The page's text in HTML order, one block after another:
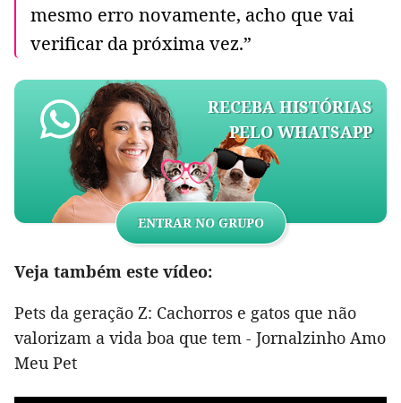
mesmo erro novamente, acho que vai
verificar da próxima vez.”
RECEBA HISTÓRIAS
PELO WHATSAPP
ENTRAR NO GRUPO
Veja também este vídeo:
Pets da geração Z: Cachorros e gatos que não
valorizam a vida boa que tem - Jornalzinho Amo
Meu Pet